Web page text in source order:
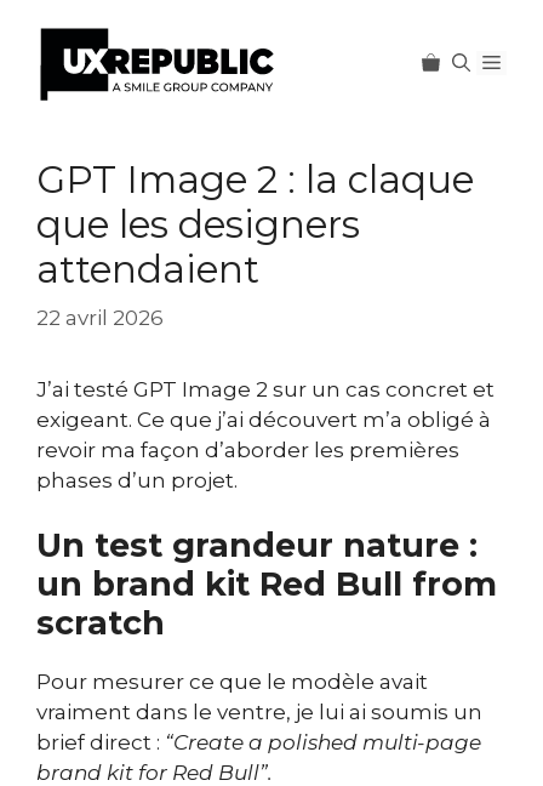
contenuGPT Image 2 : la claque
que les designers
attendaient
22 avril 2026
J’ai testé GPT Image 2 sur un cas concret et
exigeant. Ce que j’ai découvert m’a obligé à
revoir ma façon d’aborder les premières
phases d’un projet.
Un test grandeur nature :
un brand kit Red Bull from
scratch
Pour mesurer ce que le modèle avait
vraiment dans le ventre, je lui ai soumis un
brief direct : “Create a polished multi-page
brand kit for Red Bull”.